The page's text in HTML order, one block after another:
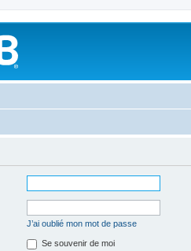
J’ai oublié mon mot de passe
Se souvenir de moi